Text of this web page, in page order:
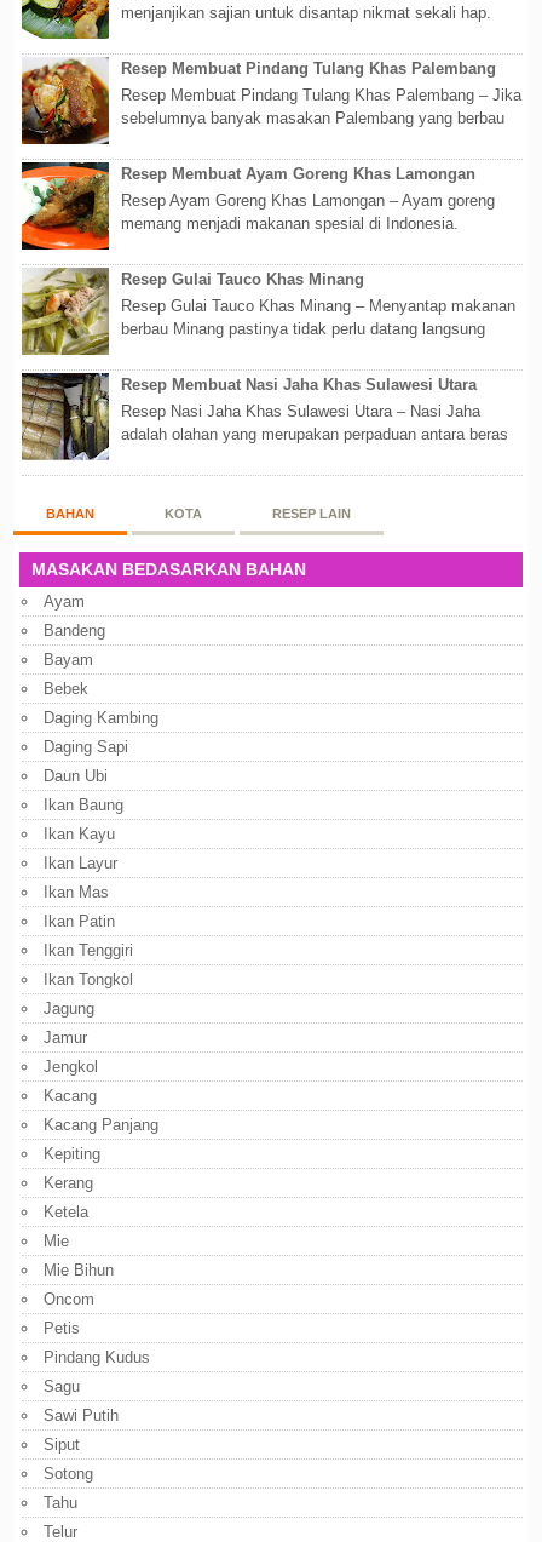
menjanjikan sajian untuk disantap nikmat sekali hap.
Resep Membuat Pindang Tulang Khas Palembang
Resep Membuat Pindang Tulang Khas Palembang – Jika
sebelumnya banyak masakan Palembang yang berbau
Resep Membuat Ayam Goreng Khas Lamongan
Resep Ayam Goreng Khas Lamongan – Ayam goreng
memang menjadi makanan spesial di Indonesia.
Resep Gulai Tauco Khas Minang
Resep Gulai Tauco Khas Minang – Menyantap makanan
berbau Minang pastinya tidak perlu datang langsung
Resep Membuat Nasi Jaha Khas Sulawesi Utara
Resep Nasi Jaha Khas Sulawesi Utara – Nasi Jaha
adalah olahan yang merupakan perpaduan antara beras
BAHAN KOTA RESEP LAIN
MASAKAN BEDASARKAN BAHAN
Ayam
Bandeng
Bayam
Bebek
Daging Kambing
Daging Sapi
Daun Ubi
Ikan Baung
Ikan Kayu
Ikan Layur
Ikan Mas
Ikan Patin
Ikan Tenggiri
Ikan Tongkol
Jagung
Jamur
Jengkol
Kacang
Kacang Panjang
Kepiting
Kerang
Ketela
Mie
Mie Bihun
Oncom
Petis
Pindang Kudus
Sagu
Sawi Putih
Siput
Sotong
Tahu
Telur